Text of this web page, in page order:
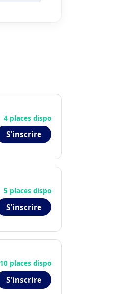
4 places dispo
S'inscrire
5 places dispo
S'inscrire
10 places dispo
S'inscrire